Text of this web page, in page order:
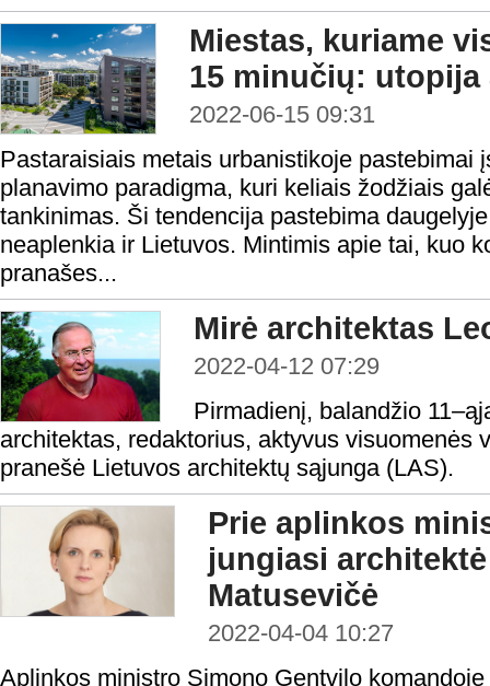
Miestas, kuriame
15 minučių:
2022-06-15 09:31
Pastaraisiais metais urbanistikoje pastebimai
planavimo paradigma, kuri keliais žodžiais
tankinimas. Ši tendencija pastebima
neaplenkia ir Lietuvos. Mintimis apie tai, kuo
pranašes...
Mirė architektas
2022-04-12 07:29
Pirmadienį, balandžio
architektas, redaktorius, aktyvus visuomenės
pranešė Lietuvos architektų sąjunga (LAS).
Prie aplinkos
jungiasi
Matusevičė
2022-04-04 10:27
Aplinkos ministro Simono Gentvilo